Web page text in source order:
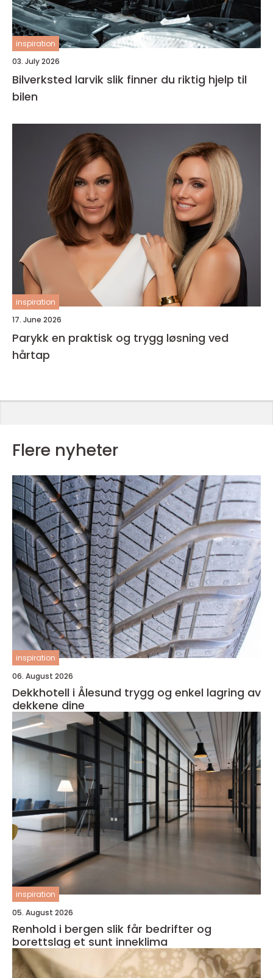
inspiration
03. July 2026
Bilverksted larvik slik finner du riktig hjelp til
bilen
inspiration
17. June 2026
Parykk en praktisk og trygg løsning ved
hårtap
Flere nyheter
inspiration
06. August 2026
Dekkhotell i Ålesund trygg og enkel lagring av
dekkene dine
inspiration
05. August 2026
Renhold i bergen slik får bedrifter og
borettslag et sunt inneklima